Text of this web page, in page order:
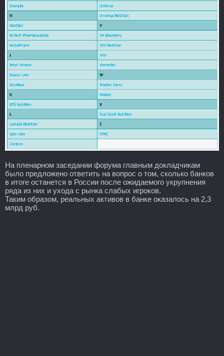
На пленарном заседании форума главным докладчикам
было предложено ответить на вопрос о том, сколько банков
в итоге останется в России после ожидаемого укрупнения
ряда из них и ухода с рынка слабых игроков.
Таким образом, реальных активов в банке оказалось на 2,3
млрд руб.